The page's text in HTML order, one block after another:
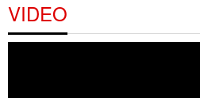
VIDEO